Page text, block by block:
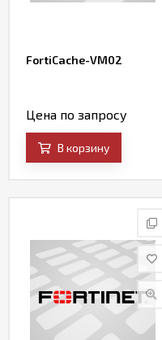
FortiCache-VM02
Цена по запросу
В корзину